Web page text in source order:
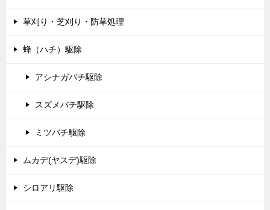
草刈り・芝刈り・防草処理
蜂（ハチ）駆除
アシナガバチ駆除
スズメバチ駆除
ミツバチ駆除
ムカデ(ヤスデ)駆除
シロアリ駆除